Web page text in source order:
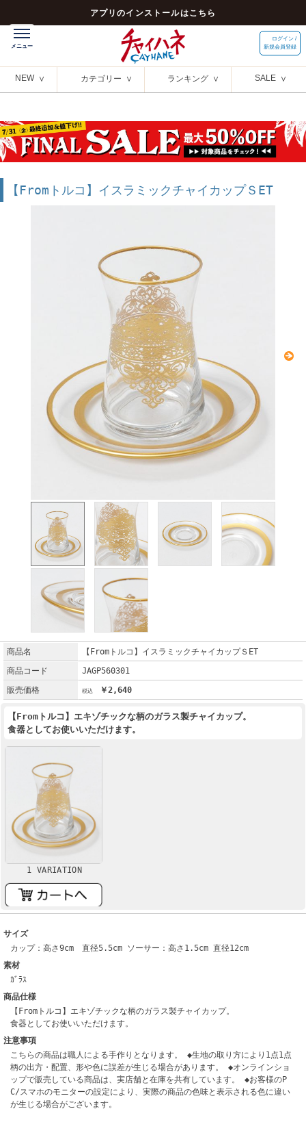
アプリのインストールはこちら
ログイン /
新規会員登録
NEW カテゴリー ランキング SALE
【Fromトルコ】イスラミックチャイカップＳET
商品名
【Fromトルコ】イスラミックチャイカップＳET
商品コード
JAGP560301
販売価格
￥2,640
【Fromトルコ】エキゾチックな柄のガラス製チャイカップ。
食器としてお使いいただけます。
1 VARIATION
サイズ
カップ：高さ9cm 直径5.5cm ソーサー：高さ1.5cm 直径12cm
素材
ｶﾞﾗｽ
商品仕様
【Fromトルコ】エキゾチックな柄のガラス製チャイカップ。
食器としてお使いいただけます。
注意事項
こちらの商品は職人による手作りとなります。 ◆生地の取り方により1点1点
柄の出方・配置、形や色に誤差が生じる場合があります。 ◆オンラインショ
ップで販売している商品は、実店舗と在庫を共有しています。 ◆お客様のP
C/スマホのモニターの設定により、実際の商品の色味と表示される色に違い
が生じる場合がございます。